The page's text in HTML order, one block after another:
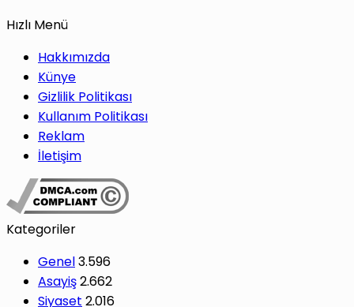
Hızlı Menü
Hakkımızda
Künye
Gizlilik Politikası
Kullanım Politikası
Reklam
İletişim
Kategoriler
Genel3.596
Asayiş2.662
Siyaset 2.016